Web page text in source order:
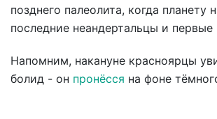
позднего палеолита, когда планету
последние неандертальцы и первые
Напомним, накануне красноярцы
болид - он пронёсся на фоне